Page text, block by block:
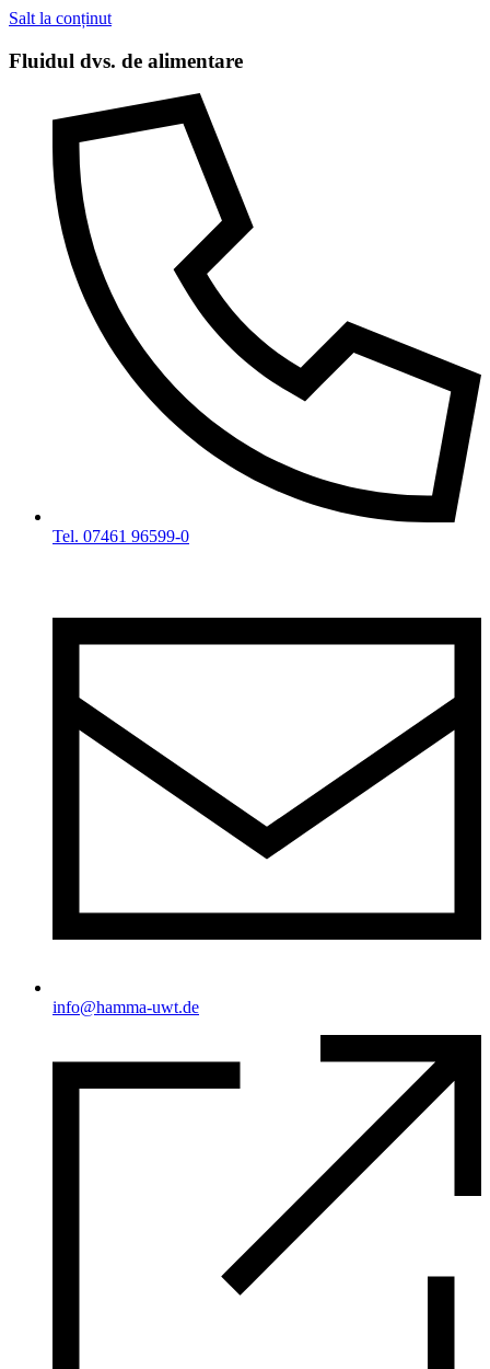
Salt la conținut
Fluidul dvs. de alimentare
Tel. 07461 96599-0
info@hamma-uwt.de